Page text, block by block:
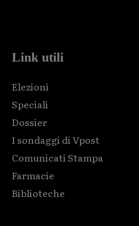
Link utili
Elezioni
Speciali
Dossier
I sondaggi di Vpost
Comunicati Stampa
Farmacie
Biblioteche